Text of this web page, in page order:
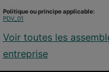
Politique ou principe applicable:
PDV_01
Voir toutes les
entreprise